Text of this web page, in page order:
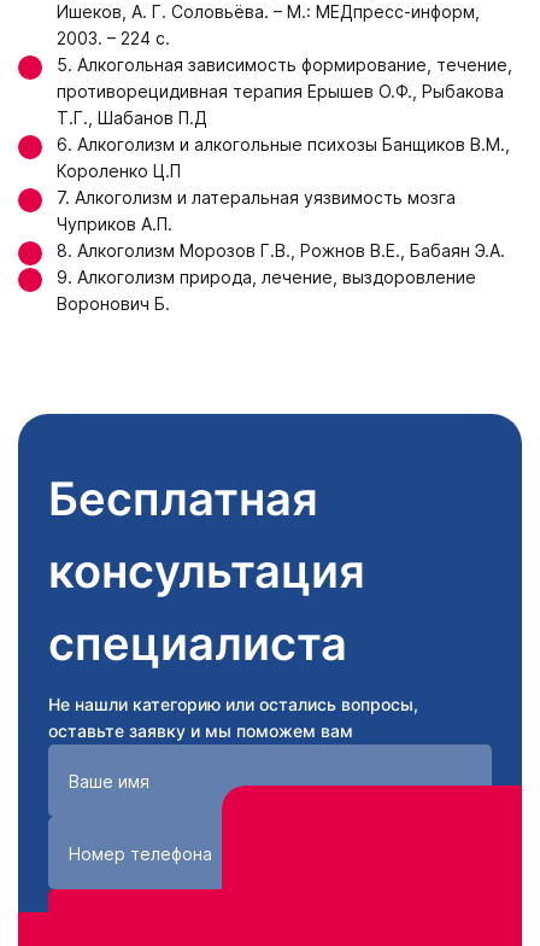
Ишеков, А. Г. Соловьёва. – М.: МЕДпресс-информ,
2003. – 224 с.
5. Алкогольная зависимость формирование, течение,
противорецидивная терапия Ерышев О.Ф., Рыбакова
Т.Г., Шабанов П.Д
6. Алкоголизм и алкогольные психозы Банщиков В.М.,
Короленко Ц.П
7. Алкоголизм и латеральная уязвимость мозга
Чуприков А.П.
8. Алкоголизм Морозов Г.В., Рожнов В.Е., Бабаян Э.А.
9. Алкоголизм природа, лечение, выздоровление
Воронович Б.
Бесплатная
консультация
специалиста
Не нашли категорию или остались вопросы,
оставьте заявку и мы поможем вам